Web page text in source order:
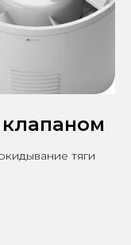
тяги